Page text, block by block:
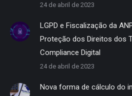
24 de abril de 2023
LGPD e Fiscalização da
Proteção dos Direitos dos
Compliance Digital
24 de abril de 2023
Nova forma de cálculo do